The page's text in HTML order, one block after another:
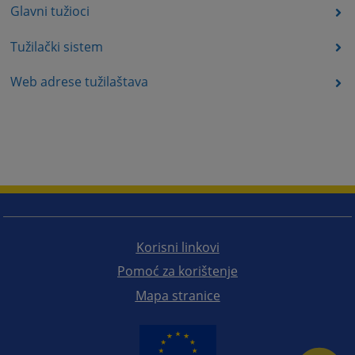
Glavni tužioci
Tužilački sistem
Web adrese tužilaštava
Korisni linkovi
Pomoć za korištenje
Mapa stranice